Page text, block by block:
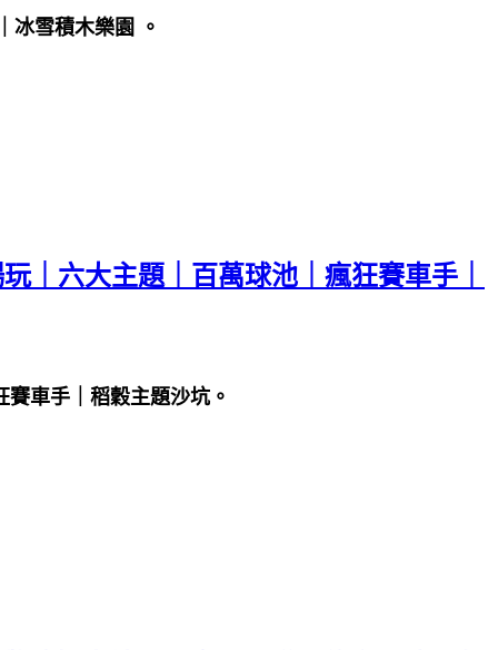
冰雪積木樂園 。
｜六大主題｜百萬球池｜瘋狂賽車手｜
車手｜稻穀主題沙坑。